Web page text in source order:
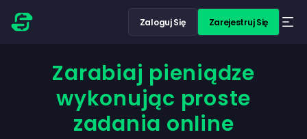
Zaloguj Się Zarejestruj Się
Zarabiaj pieniądze
wykonując proste
zadania online